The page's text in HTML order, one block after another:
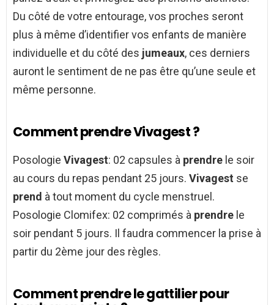
Du côté de votre entourage, vos proches seront
plus à même d’identifier vos enfants de manière
individuelle et du côté des jumeaux, ces derniers
auront le sentiment de ne pas être qu’une seule et
même personne.
Comment prendre Vivagest ?
Posologie Vivagest: 02 capsules à prendre le soir
au cours du repas pendant 25 jours. Vivagest se
prend à tout moment du cycle menstruel.
Posologie Clomifex: 02 comprimés à prendre le
soir pendant 5 jours. Il faudra commencer la prise à
partir du 2ème jour des règles.
Comment prendre le gattilier pour